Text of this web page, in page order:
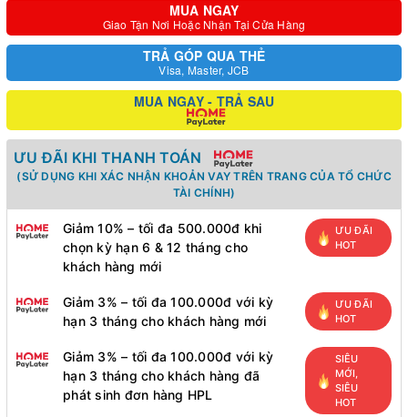
MUA NGAY
Giao Tận Nơi Hoặc Nhận Tại Cửa Hàng
TRẢ GÓP QUA THẺ
Visa, Master, JCB
MUA NGAY - TRẢ SAU
ƯU ĐÃI KHI THANH TOÁN
(SỬ DỤNG KHI XÁC NHẬN KHOẢN VAY TRÊN TRANG CỦA TỔ CHỨC
TÀI CHÍNH)
Giảm 10% – tối đa 500.000đ khi
chọn kỳ hạn 6 & 12 tháng cho
khách hàng mới
ƯU ĐÃI
HOT
Giảm 3% – tối đa 100.000đ với kỳ
hạn 3 tháng cho khách hàng mới
ƯU ĐÃI
HOT
Giảm 3% – tối đa 100.000đ với kỳ
hạn 3 tháng cho khách hàng đã
phát sinh đơn hàng HPL
SIÊU
MỚI,
SIÊU
HOT